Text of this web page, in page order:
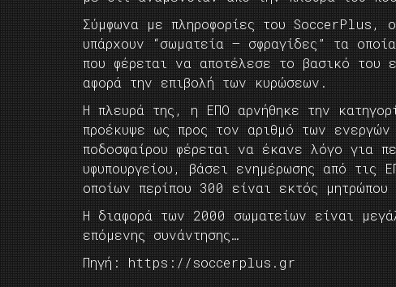
Σύμφωνα με πληροφορίες του SoccerPlus,
υπάρχουν “σωματεία – σφραγίδες” τα
που φέρεται να αποτέλεσε το βασικό του
αφορά την επιβολή των κυρώσεων.
Η πλευρά της, η ΕΠΟ αρνήθηκε την
προέκυψε ως προς τον αριθμό των
ποδοσφαίρου φέρεται να έκανε λόγο για
υφυπουργείου, βάσει ενημέρωσης από
οποίων περίπου 300 είναι εκτός μητρώπου
Η διαφορά των 2000 σωματείων είναι
επόμενης συνάντησης…
Πηγή: https://soccerplus.gr